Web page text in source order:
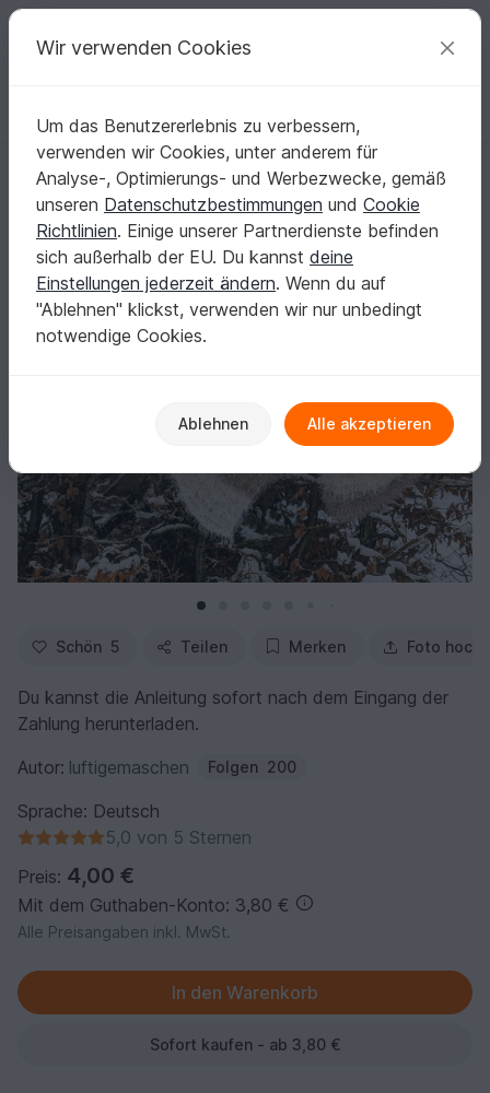
Deine kreativen Ideen
Deutsch | € (EUR) einloggen Kostenlos registrieren
Startseite Häkeln Tücher Dreieckstücher
Winterliches asymmetrisches Dreieckstuch - Winter Latte Macchiato
Winterliches asymmetrisches Dreieckstuch -
Winter Latte Macchiato
Schön 5 Teilen Merken Foto
Du kannst die Anleitung sofort nach dem Eingang der
Zahlung herunterladen.
Autor: luftigemaschen Folgen 200
Sprache: Deutsch
5,0 von 5 Sternen
Preis: 4,00 €
Mit dem Guthaben-Konto: 3,80 €
Alle Preisangaben inkl. MwSt.
Sofort kaufen - ab 3,80 €
Wir verwenden Cookies
Um das Benutzererlebnis zu verbessern,
verwenden wir Cookies, unter anderem für
Analyse-, Optimierungs- und Werbezwecke, gemäß
unseren Datenschutzbestimmungen und Cookie
Richtlinien. Einige unserer Partnerdienste befinden
sich außerhalb der EU. Du kannst deine
Einstellungen jederzeit ändern. Wenn du auf
"Ablehnen" klickst, verwenden wir nur unbedingt
notwendige Cookies.
Ablehnen Alle akzeptieren